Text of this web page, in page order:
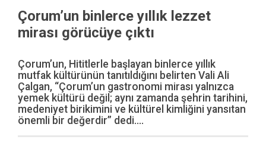
Çorum’un binlerce yıllık lezzet
mirası görücüye çıktı
Çorum’un, Hititlerle başlayan binlerce yıllık
mutfak kültürünün tanıtıldığını belirten Vali Ali
Çalgan, “Çorum’un gastronomi mirası yalnızca
yemek kültürü değil; aynı zamanda şehrin tarihini,
medeniyet birikimini ve kültürel kimliğini yansıtan
önemli bir değerdir” dedi....